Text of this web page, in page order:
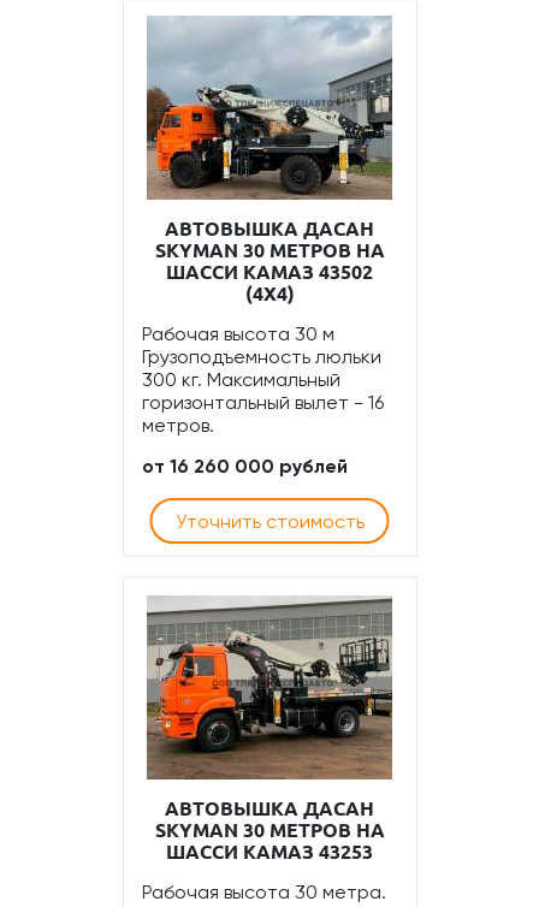
АВТОВЫШКА ДАСАН
SKYMAN 30 МЕТРОВ НА
ШАССИ КАМАЗ 43502
(4Х4)
Рабочая высота 30 м
Грузоподъемность люльки
300 кг. Максимальный
горизонтальный вылет - 16
метров.
от 16 260 000 рублей
Уточнить стоимость
АВТОВЫШКА ДАСАН
SKYMAN 30 МЕТРОВ НА
ШАССИ КАМАЗ 43253
Рабочая высота 30 метра.